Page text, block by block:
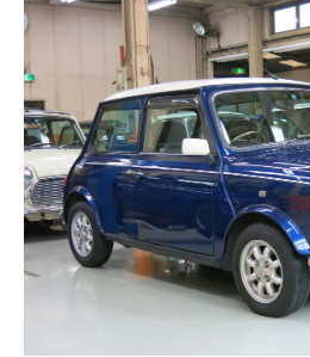
リクルート
お問い合わせ
工場
BMW MINIサービス工場
iR TECH FACTORY
TEL
MAP